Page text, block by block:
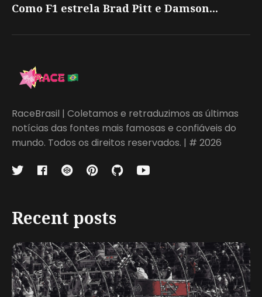
Como F1 estrela Brad Pitt e Damson...
RaceBrasil | Coletamos e retraduzimos as últimas
notícias das fontes mais famosas e confiáveis do
mundo. Todos os direitos reservados. | # 2026
Recent posts